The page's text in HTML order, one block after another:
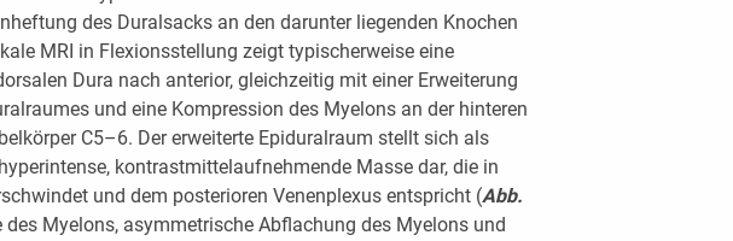
des Duralsacks an den darunter liegenden Knochen
MRI in Flexionsstellung zeigt typischerweise eine
Dura nach anterior, gleichzeitig mit einer Erweiterung
und eine Kompression des Myelons an der hinteren
C5–6. Der erweiterte Epiduralraum stellt sich als
kontrastmittelaufnehmende Masse dar, die in
und dem posterioren Venenplexus entspricht (Abb.
des Myelons, asymmetrische Abflachung des Myelons und